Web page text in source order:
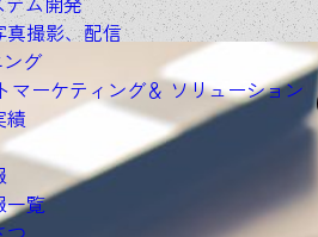
真撮影、配信
グ
マーケティング＆ソリューション
績
一覧